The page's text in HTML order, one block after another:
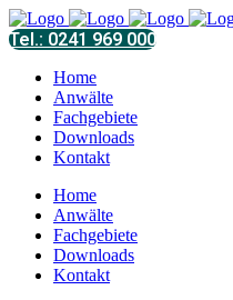
Tel.: 0241 969 000
Home
Anwälte
Fachgebiete
Downloads
Kontakt
Home
Anwälte
Fachgebiete
Downloads
Kontakt